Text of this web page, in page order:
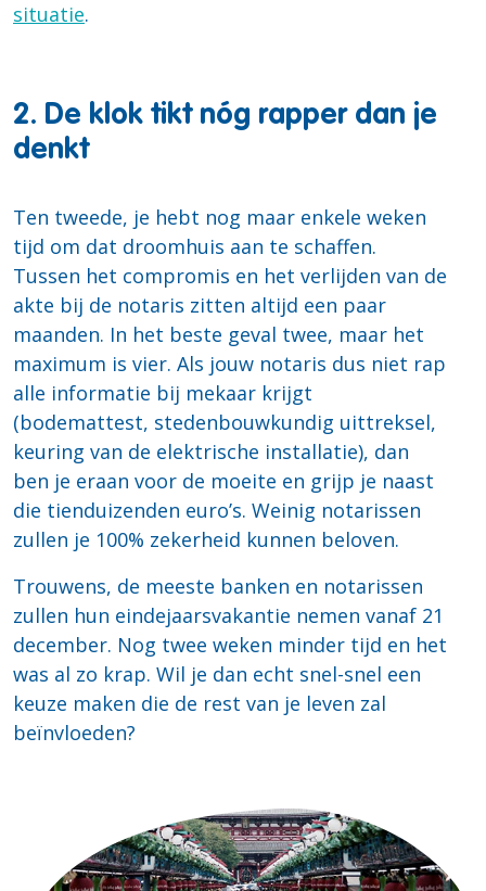
situatie.
2. De klok tikt nóg rapper dan je
denkt
Ten tweede, je hebt nog maar enkele weken
tijd om dat droomhuis aan te schaffen.
Tussen het compromis en het verlijden van de
akte bij de notaris zitten altijd een paar
maanden. In het beste geval twee, maar het
maximum is vier. Als jouw notaris dus niet rap
alle informatie bij mekaar krijgt
(bodemattest, stedenbouwkundig uittreksel,
keuring van de elektrische installatie), dan
ben je eraan voor de moeite en grijp je naast
die tienduizenden euro’s. Weinig notarissen
zullen je 100% zekerheid kunnen beloven.
Trouwens, de meeste banken en notarissen
zullen hun eindejaarsvakantie nemen vanaf 21
december. Nog twee weken minder tijd en het
was al zo krap. Wil je dan echt snel-snel een
keuze maken die de rest van je leven zal
beïnvloeden?